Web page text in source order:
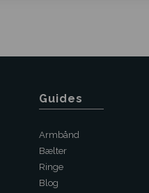
Guides
Armbånd
Bælter
Ringe
Blog